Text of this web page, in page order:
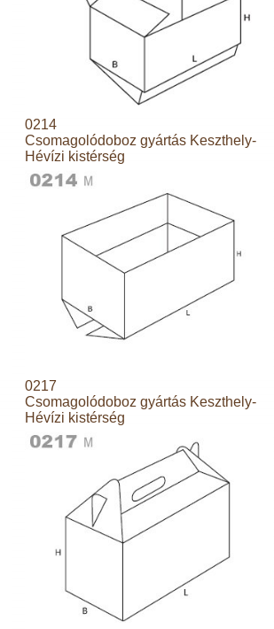
0214
Csomagolódoboz gyártás Keszthely-
Hévízi kistérség
0217
Csomagolódoboz gyártás Keszthely-
Hévízi kistérség